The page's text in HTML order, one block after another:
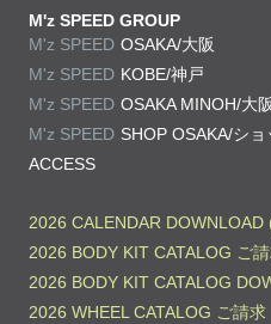
M'z SPEED GROUP
M'z SPEED OSAKA/大阪
M'z SPEED KOBE/神戸
M'z SPEED OSAKA MINOH/大
M'z SPEED SHOP OSAKA/ショ
ACCESS
2026 CALENDAR DOWNLOAD
2026 BODY KIT CATALOG ご
2026 BODY KIT CATALOG
2026 WHEEL CATALOG ご請求